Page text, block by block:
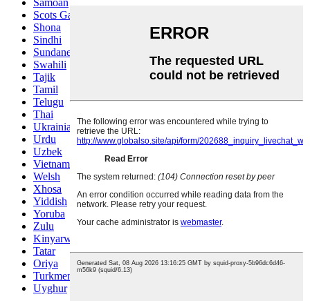
Samoan
Scots Gaelic
Shona
Sindhi
Sundanese
Swahili
Tajik
Tamil
Telugu
Thai
Ukrainian
Urdu
Uzbek
Vietnamese
Welsh
Xhosa
Yiddish
Yoruba
Zulu
Kinyarwanda
Tatar
Oriya
Turkmen
Uyghur